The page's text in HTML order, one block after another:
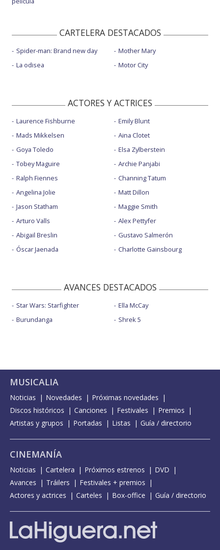
CARTELERA DESTACADOS
Spider-man: Brand new day
La odisea
Mother Mary
Motor City
ACTORES Y ACTRICES
Laurence Fishburne
Mads Mikkelsen
Goya Toledo
Tobey Maguire
Ralph Fiennes
Angelina Jolie
Jason Statham
Arturo Valls
Abigail Breslin
Óscar Jaenada
Emily Blunt
Aina Clotet
Elsa Zylberstein
Archie Panjabi
Channing Tatum
Matt Dillon
Maggie Smith
Alex Pettyfer
Gustavo Salmerón
Charlotte Gainsbourg
AVANCES DESTACADOS
Star Wars: Starfighter
Burundanga
Ella McCay
Shrek 5
MUSICALIA
Noticias Novedades
Próximas novedades
Discos históricos
Canciones Festivales
Premios
Artistas y grupos
Portadas Listas Guía / directorio
CINEMANÍA
Noticias Cartelera Próximos estrenos
DVD
Avances
Tráilers
Festivales + premios
Actores y actrices
Carteles Box-office Guía / directorio